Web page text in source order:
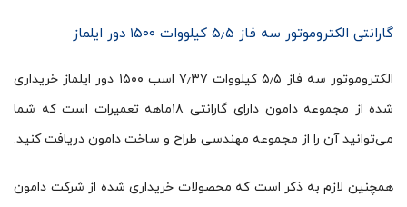
گارانتی الکتروموتور سه فاز ۵٫۵ کیلووات ۱۵۰۰ دور ایلماز
الکتروموتور سه فاز ۵٫۵ کیلووات ۷٫۳۷ اسب ۱۵۰۰ دور ایلماز خریداری
شده از مجموعه دامون دارای گارانتی ۱۸ماهه تعمیرات است که شما
می‌توانید آن را از مجموعه مهندسی طراح و ساخت دامون دریافت کنید.
همچنین لازم به ذکر است که محصولات خریداری شده از شرکت دامون